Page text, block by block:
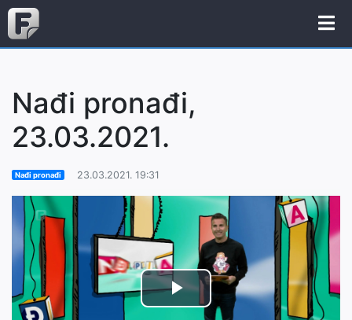
Nađi pronađi,
23.03.2021.
Nađi pronađi 23.03.2021. 19:31
Play